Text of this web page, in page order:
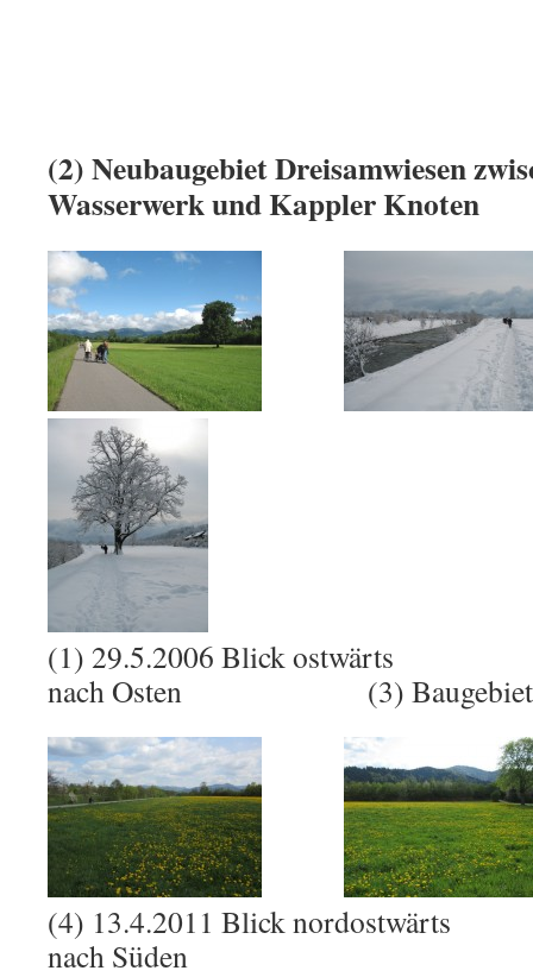
(2) Neubaugebiet Dreisamwiesen
Wasserwerk und Kappler Knoten
(1) 29.5.2006 Blick ostwärts
nach Osten (3) Baugebiet
(4) 13.4.2011 Blick nordostwärts
nach Süden